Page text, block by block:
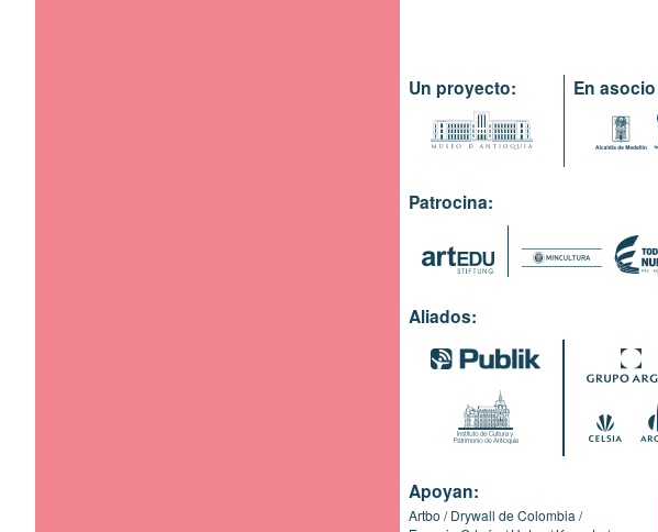
Un proyecto: En
Patrocina:
Aliados:
Apoyan:
Artbo
Drywall de Colombia